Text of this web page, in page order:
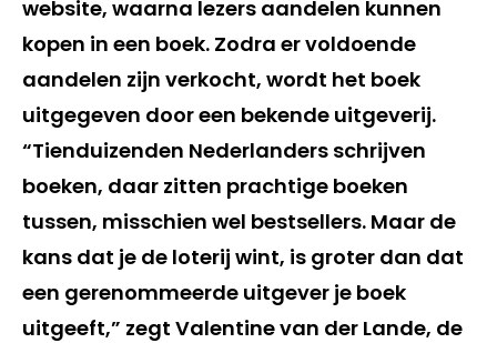
website, waarna lezers aandelen kunnen
kopen in een boek. Zodra er voldoende
aandelen zijn verkocht, wordt het boek
uitgegeven door een bekende uitgeverij.
“Tienduizenden Nederlanders schrijven
boeken, daar zitten prachtige boeken
tussen, misschien wel bestsellers. Maar de
kans dat je de loterij wint, is groter dan dat
een gerenommeerde uitgever je boek
uitgeeft,” zegt Valentine van der Lande, de